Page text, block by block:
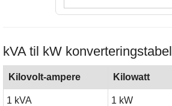
kVA til kW konverteringstabel
Kilovolt-ampere Kilowatt
1 kVA 1 kW